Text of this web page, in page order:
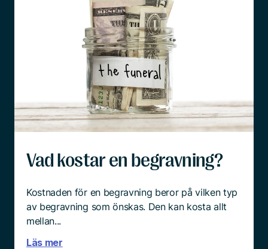
Det är ett hårt slag att förlora en närstående
familjemedlem, oavsett vad orsaken är. Hur
förberedda vi än tror att vi är, till exempel efter
en lång tids sjukdom hos den anhörige, så är det
överrumplande och chockartat.
Och mitt i sorgen är det ingen enkel sak att börja
tänka praktiskt.
Läs mer
Vad kostar en begravning?
Kostnaden för en begravning beror på vilken typ
av begravning som önskas. Den kan kosta allt
mellan...
Läs mer